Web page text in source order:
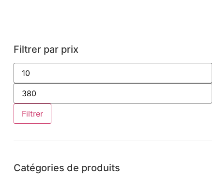
Filtrer par prix
Filtrer
Catégories de produits